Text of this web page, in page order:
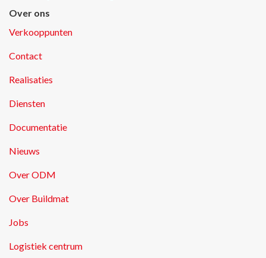
Over ons
Verkooppunten
Contact
Realisaties
Diensten
Documentatie
Nieuws
Over ODM
Over Buildmat
Jobs
Logistiek centrum